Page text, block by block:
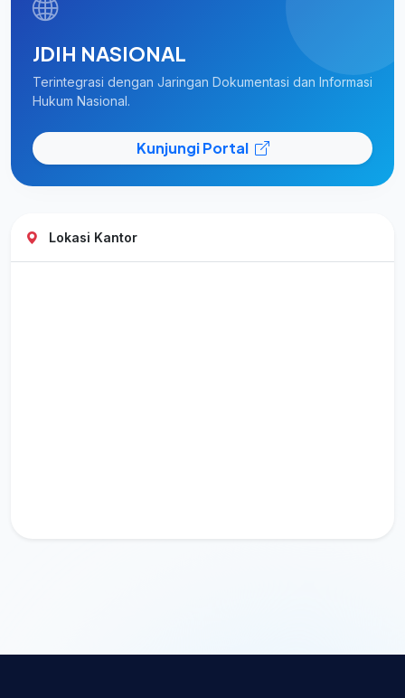
JDIH NASIONAL
Terintegrasi dengan Jaringan Dokumentasi dan Informasi
Hukum Nasional.
Kunjungi Portal
Lokasi Kantor